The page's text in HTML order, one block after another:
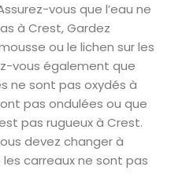
vous que l’eau ne
à Crest, Gardez
ou le lichen sur les
vous également que
ne sont pas oxydés à
pas ondulées ou que
pas rugueux à Crest.
devez changer à
carreaux ne sont pas